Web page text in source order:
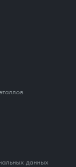
данных